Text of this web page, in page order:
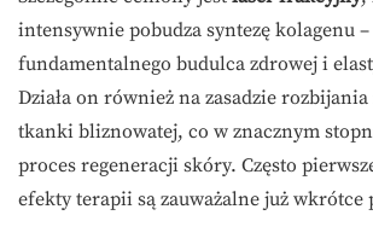
intensywnie pobudza syntezę kolagenu –
fundamentalnego budulca zdrowej i
Działa on również na zasadzie
tkanki bliznowatej, co w znacznym
proces regeneracji skóry. Często
efekty terapii są zauważalne już wkrótce